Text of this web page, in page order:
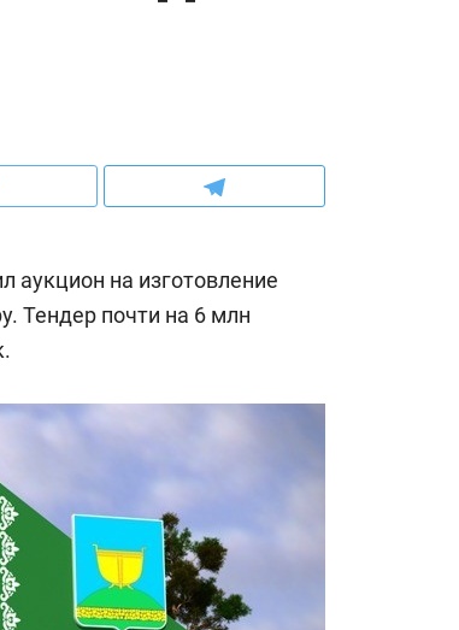
аукцион на изготовление
Тендер почти на 6 млн
и Face
будет
Опыт выживания в дикой
с ментальным и физическим
состоянием как основа
антихрупких команд